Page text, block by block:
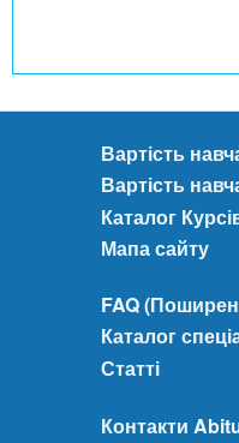
Вартість
Вартість
Каталог
Мапа сайту
FAQ
Каталог
Статті
Контакти